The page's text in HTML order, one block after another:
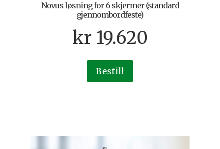
Novus løsning for 6 skjermer (standard
gjennombordfeste)
kr 19.620
Bestill